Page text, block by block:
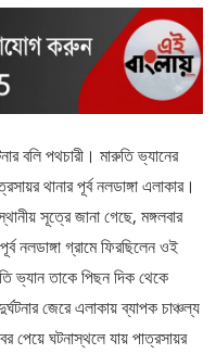
বলি পথচারী। মারুতি ভ্যানের
থানার পূর্ব নলডাঙ্গা এলাকার।
সূত্রে জানা গেছে, মঙ্গলবার
নলডাঙ্গা গ্রামে ফিরছিলেন ওই
ভ্যান তাকে পিছন দিক থেকে
জেরে এলাকায় ব্যাপক চাঞ্চল্য
ঘটনাস্থলে যায় পাত্রসায়র